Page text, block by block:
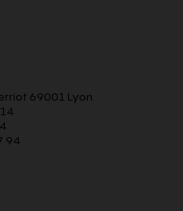
69001 Lyon
94